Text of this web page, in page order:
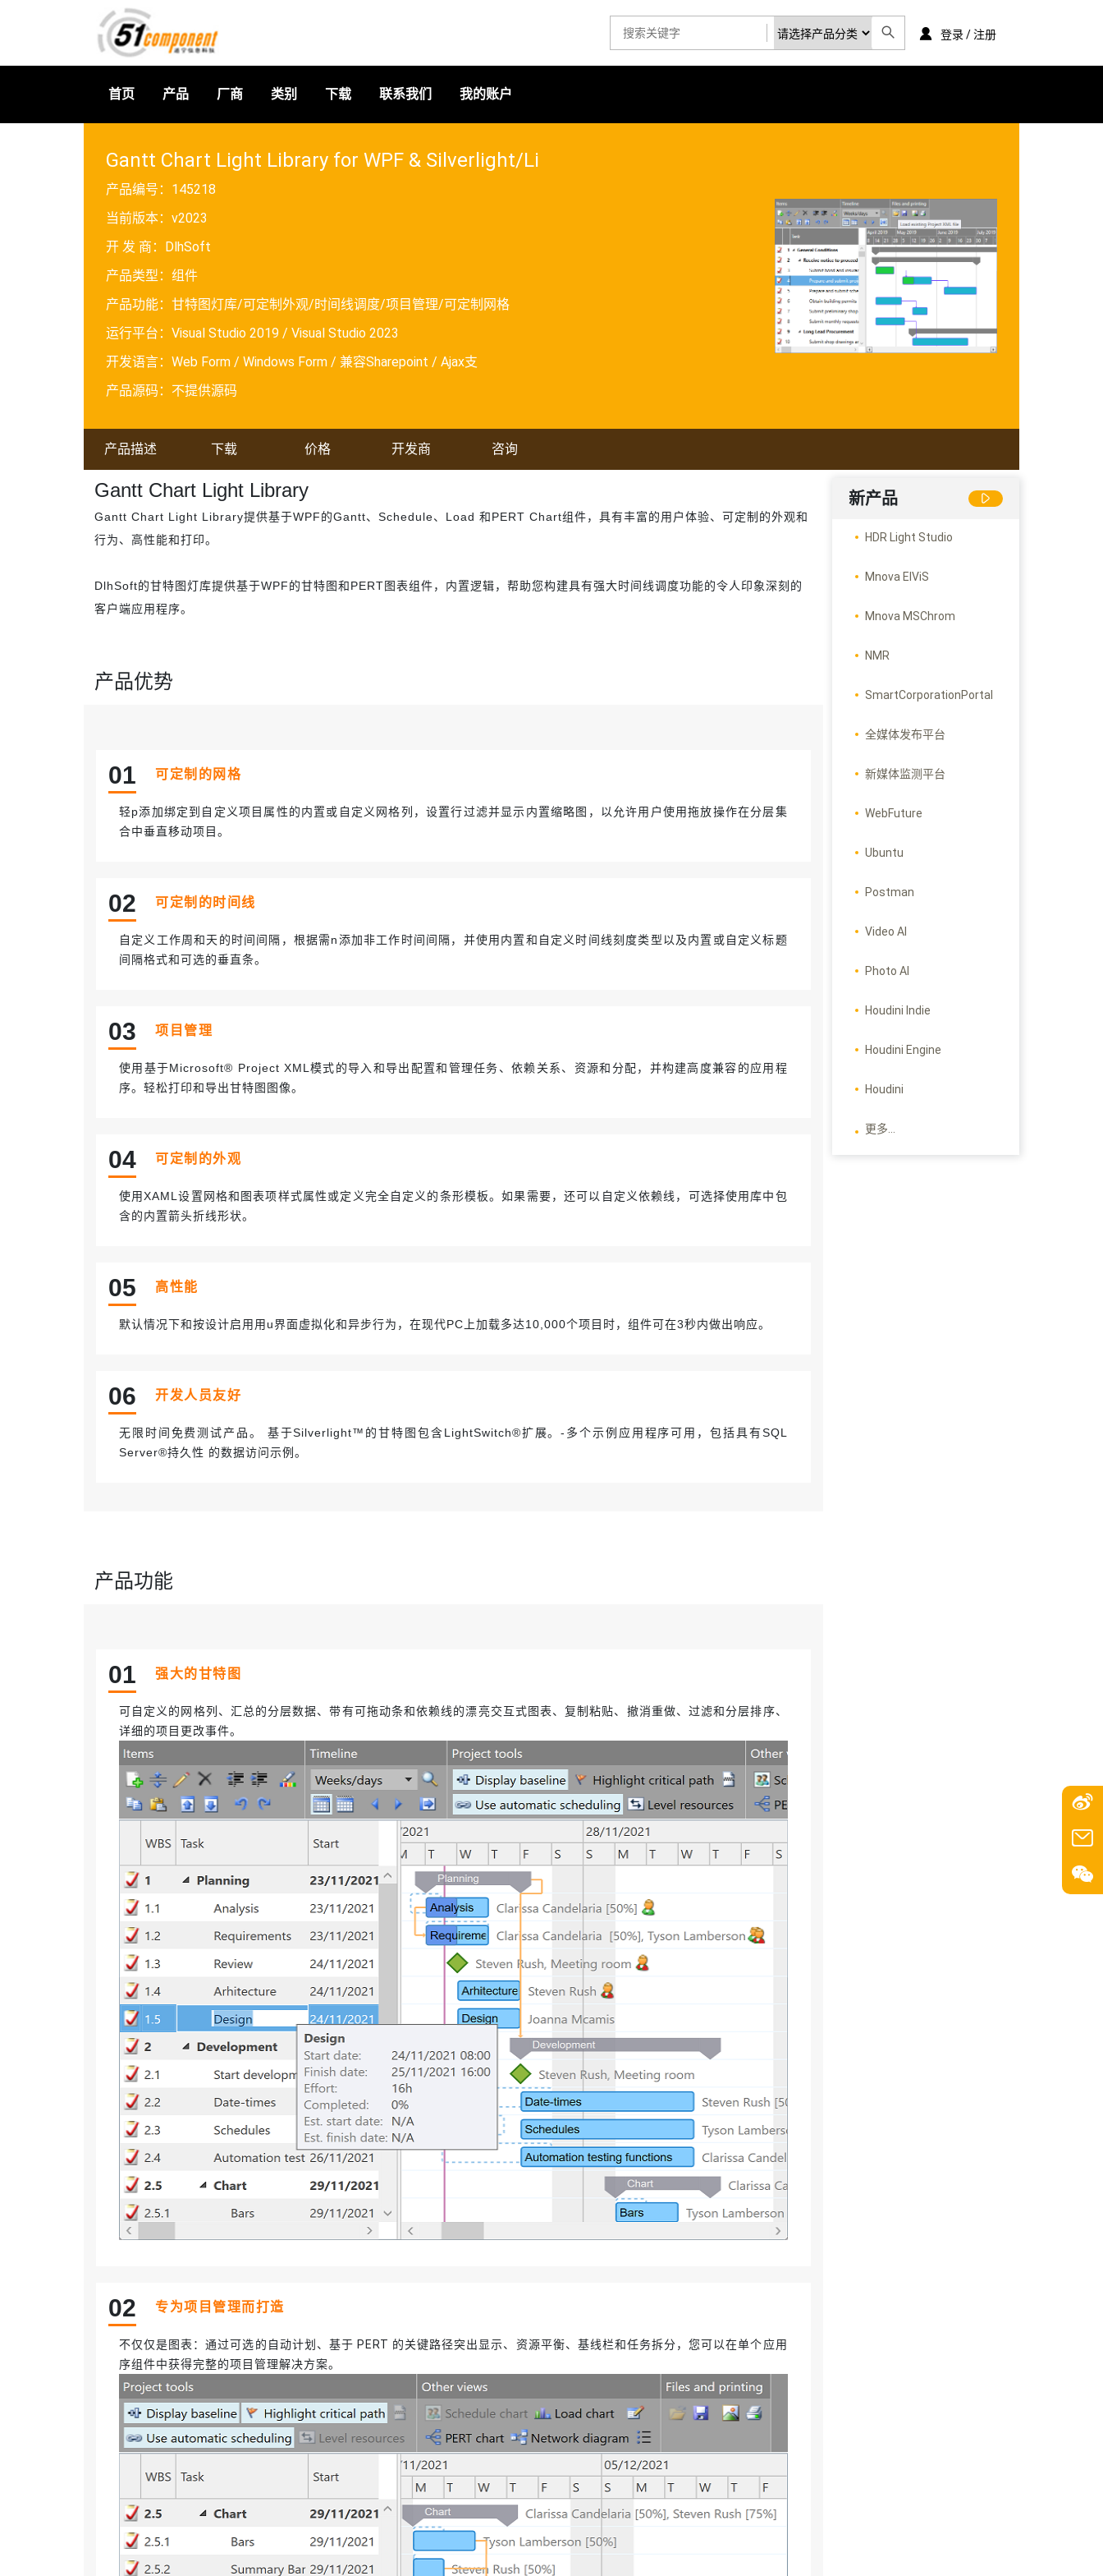
登录 / 注册
首页 产品 厂商 类别 下载 联系我们 我的账户
Gantt Chart Light Library for WPF & Silverlight/Li
产品编号： 145218
当前版本： v2023
开 发 商：
DlhSoft
产品类型： 组件
产品功能： 甘特图灯库/可定制外观/时间线调度/项目管理/可定制网格
运行平台： Visual Studio 2019 / Visual Studio 2023
开发语言： Web Form / Windows Form / 兼容Sharepoint / Ajax支
产品源码： 不提供源码
产品描述 下载 价格 开发商 咨询
Gantt Chart Light Library
Gantt Chart Light Library提供基于WPF的Gantt、Schedule、Load 和PERT Chart组件，具有丰富的用户体验、可定制的外观和
行为、高性能和打印。
DlhSoft的甘特图灯库提供基于WPF的甘特图和PERT图表组件，内置逻辑，帮助您构建具有强大时间线调度功能的令人印象深刻的
客户端应用程序。
产品优势
01 可定制的网格
轻p添加绑定到自定义项目属性的内置或自定义网格列，设置行过滤并显示内置缩略图，以允许用户使用拖放操作在分层集
合中垂直移动项目。
02 可定制的时间线
自定义工作周和天的时间间隔，根据需n添加非工作时间间隔，并使用内置和自定义时间线刻度类型以及内置或自定义标题
间隔格式和可选的垂直条。
03 项目管理
使用基于Microsoft® Project XML模式的导入和导出配置和管理任务、依赖关系、资源和分配，并构建高度兼容的应用程
序。轻松打印和导出甘特图图像。
04 可定制的外观
使用XAML设置网格和图表项样式属性或定义完全自定义的条形模板。如果需要，还可以自定义依赖线，可选择使用库中包
含的内置箭头折线形状。
05 高性能
默认情况下和按设计启用用u界面虚拟化和异步行为，在现代PC上加载多达10,000个项目时，组件可在3秒内做出响应。
06 开发人员友好
无限时间免费测试产品。 基于Silverlight™的甘特图包含LightSwitch®扩展。-多个示例应用程序可用，包括具有SQL
Server®持久性 的数据访问示例。
产品功能
01 强大的甘特图
可自定义的网格列、汇总的分层数据、带有可拖动条和依赖线的漂亮交互式图表、复制粘贴、撤消重做、过滤和分层排序、
详细的项目更改事件。
02 专为项目管理而打造
不仅仅是图表：通过可选的自动计划、基于 PERT 的关键路径突出显示、资源平衡、基线栏和任务拆分，您可以在单个应用
序组件中获得完整的项目管理解决方案。
新产品
HDR Light Studio
Mnova ElViS
Mnova MSChrom
NMR
SmartCorporationPortal
全媒体发布平台
新媒体监测平台
WebFuture
Ubuntu
Postman
Video AI
Photo AI
Houdini Indie
Houdini Engine
Houdini
更多...